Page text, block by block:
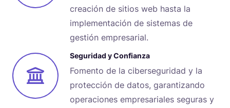
creación de sitios web hasta la
implementación de sistemas de
gestión empresarial.
Seguridad y Confianza
Fomento de la ciberseguridad y la
protección de datos, garantizando
operaciones empresariales seguras y